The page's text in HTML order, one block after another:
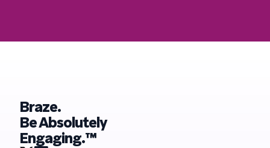
Braze.
Be Absolutely
Engaging.™